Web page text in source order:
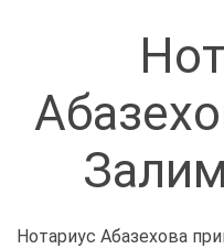
Нотариус Абазехова